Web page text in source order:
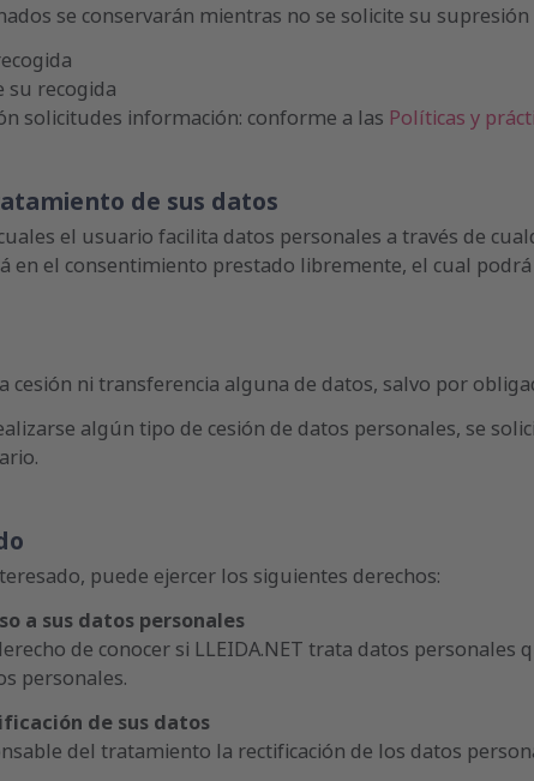
se conservarán mientras no se solicite su
su recogida
solicitudes información: conforme a las Políticas y
de sus datos
el usuario facilita datos personales a través de
en el consentimiento prestado libremente, el cual
cesión ni transferencia alguna de datos, salvo por
algún tipo de cesión de datos personales, se
puede ejercer los siguientes derechos:
a sus datos personales
de conocer si LLEIDA.NET trata datos personales
personales.
de sus datos
del tratamiento la rectificación de los datos